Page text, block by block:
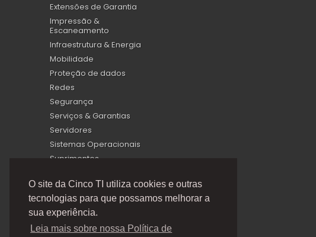
O site da Cinco TI utiliza cookies e outras
tecnologias para que possamos melhorar a
sua experiência.
Leia mais sobre nossa Política de
Extensões de Garantia
Impressão &
Escaneamento
Infraestrutura & Energia
Mobilidade
Proteção de dados
Redes
Segurança
Serviços & Garantias
Servidores
Sistemas Operacionais
Suprimentos